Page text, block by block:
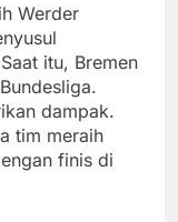
Werder
itu, Bremen
dampak.
tim meraih
finis di